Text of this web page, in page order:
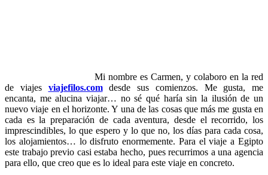
Mi nombre es Carmen, y colaboro en la red
de viajes viajefilos.comdesde sus comienzos. Me gusta, me
encanta, me alucina viajar… no sé qué haría sin la ilusión de un
nuevo viaje en el horizonte. Y una de las cosas que más me gusta en
cada es la preparación de cada aventura, desde el recorrido, los
imprescindibles, lo que espero y lo que no, los días para cada cosa,
los alojamientos… lo disfruto enormemente. Para el viaje a Egipto
este trabajo previo casi estaba hecho, pues recurrimos a una agencia
para ello, que creo que es lo ideal para este viaje en concreto.